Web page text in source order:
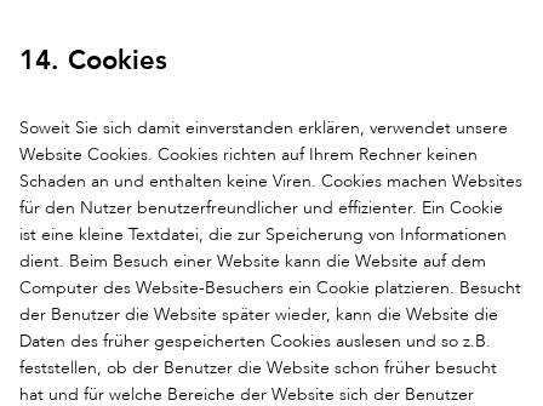
14. Cookies
Soweit Sie sich damit einverstanden erklären, verwendet unsere
Website Cookies. Cookies richten auf Ihrem Rechner keinen
Schaden an und enthalten keine Viren. Cookies machen Websites
für den Nutzer benutzerfreundlicher und effizienter. Ein Cookie
ist eine kleine Textdatei, die zur Speicherung von Informationen
dient. Beim Besuch einer Website kann die Website auf dem
Computer des Website-Besuchers ein Cookie platzieren. Besucht
der Benutzer die Website später wieder, kann die Website die
Daten des früher gespeicherten Cookies auslesen und so z.B.
feststellen, ob der Benutzer die Website schon früher besucht
hat und für welche Bereiche der Website sich der Benutzer